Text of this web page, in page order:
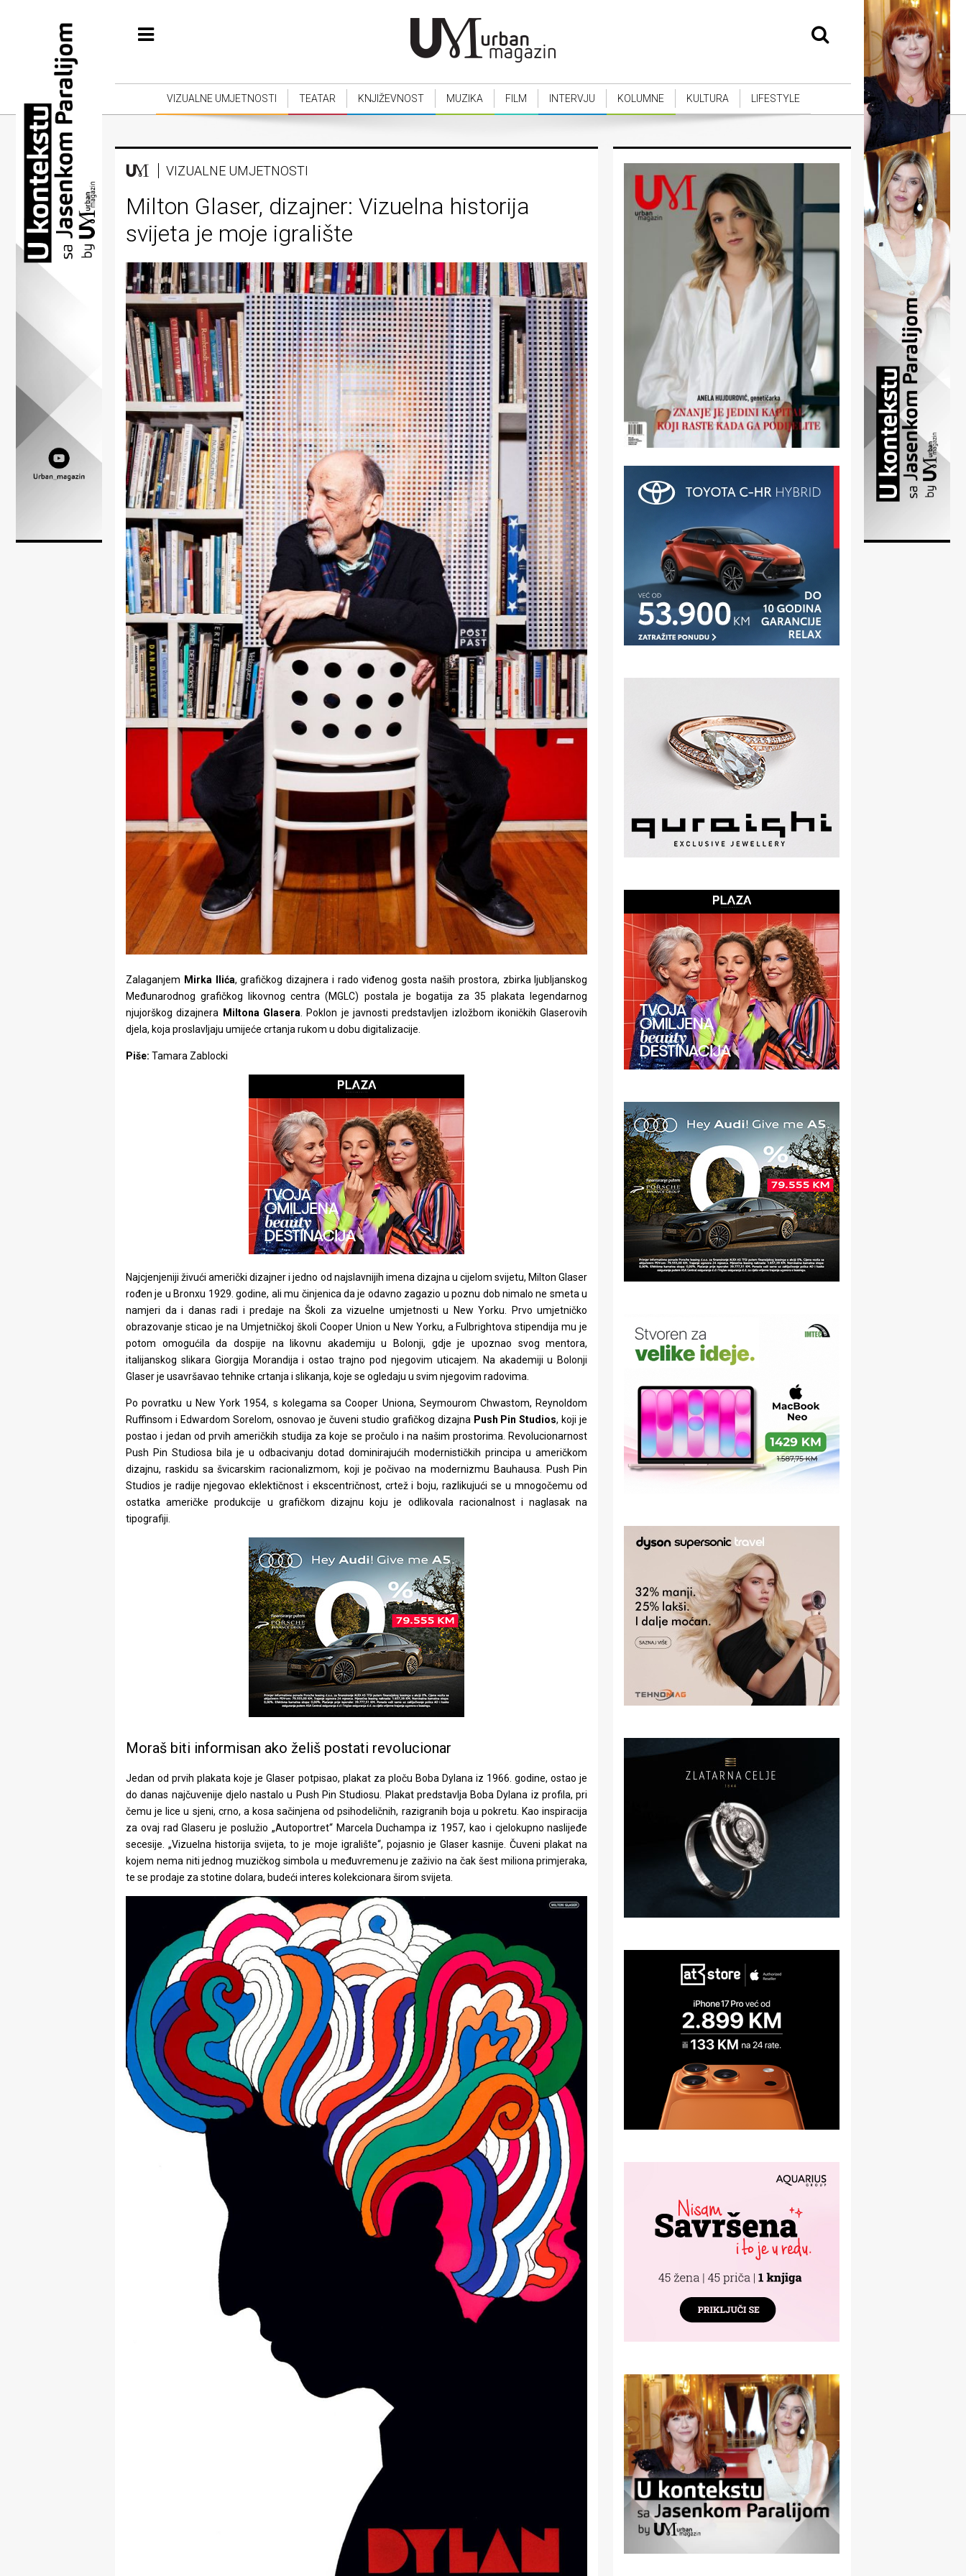
Vizualne
umjetnosti
Teatar
Književnost
Muzika
Film
Intervju
Kolumne
Lifestyle
Beauty
Zdravlje
stolom
u
VIZUALNE UMJETNOSTI TEATAR KNJIŽEVNOST MUZIKA FILM INTERVJU KOLUMNE KULTURA LIFESTYLE
VIZUALNE UMJETNOSTI
Milton Glaser, dizajner: Vizuelna historija
svijeta je moje igralište
Zalaganjem Mirka Ilića, grafičkog dizajnera i rado viđenog gosta naših prostora, zbirka ljubljanskog
Međunarodnog grafičkog likovnog centra (MGLC) postala je bogatija za 35 plakata legendarnog
njujorškog dizajnera Miltona Glasera. Poklon je javnosti predstavljen izložbom ikoničkih Glaserovih
djela, koja proslavljaju umijeće crtanja rukom u dobu digitalizacije.
Piše: Tamara Zablocki
Najcjenjeniji živući američki dizajner i jedno od najslavnijih imena dizajna u cijelom svijetu, Milton Glaser
rođen je u Bronxu 1929. godine, ali mu činjenica da je odavno zagazio u poznu dob nimalo ne smeta u
namjeri da i danas radi i predaje na Školi za vizuelne umjetnosti u New Yorku. Prvo umjetničko
obrazovanje sticao je na Umjetničkoj školi Cooper Union u New Yorku, a Fulbrightova stipendija mu je
potom omogućila da dospije na likovnu akademiju u Bolonji, gdje je upoznao svog mentora,
italijanskog slikara Giorgija Morandija i ostao trajno pod njegovim uticajem. Na akademiji u Bolonji
Glaser je usavršavao tehnike crtanja i slikanja, koje se ogledaju u svim njegovim radovima.
Po povratku u New York 1954, s kolegama sa Cooper Uniona, Seymourom Chwastom, Reynoldom
Ruffinsom i Edwardom Sorelom, osnovao je čuveni studio grafičkog dizajna Push Pin Studios, koji je
postao i jedan od prvih američkih studija za koje se pročulo i na našim prostorima. Revolucionarnost
Push Pin Studiosa bila je u odbacivanju dotad dominirajućih modernističkih principa u američkom
dizajnu, raskidu sa švicarskim racionalizmom, koji je počivao na modernizmu Bauhausa. Push Pin
Studios je radije njegovao eklektičnost i ekscentričnost, crtež i boju, razlikujući se u mnogočemu od
ostatka američke produkcije u grafičkom dizajnu koju je odlikovala racionalnost i naglasak na
tipografiji.
Moraš biti informisan ako želiš postati revolucionar
Jedan od prvih plakata koje je Glaser potpisao, plakat za ploču Boba Dylana iz 1966. godine, ostao je
do danas najčuvenije djelo nastalo u Push Pin Studiosu. Plakat predstavlja Boba Dylana iz profila, pri
čemu je lice u sjeni, crno, a kosa sačinjena od psihodeličnih, razigranih boja u pokretu. Kao inspiracija
za ovaj rad Glaseru je poslužio „Autoportret“ Marcela Duchampa iz 1957, kao i cjelokupno naslijeđe
secesije. „Vizuelna historija svijeta, to je moje igralište“, pojasnio je Glaser kasnije. Čuveni plakat na
kojem nema niti jednog muzičkog simbola u međuvremenu je zaživio na čak šest miliona primjeraka,
te se prodaje za stotine dolara, budeći interes kolekcionara širom svijeta.